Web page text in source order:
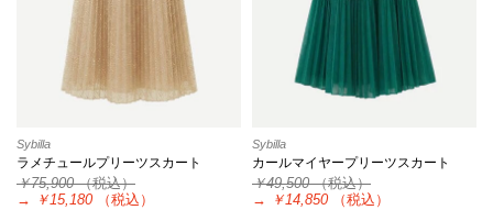
Sybilla
ラメチュールプリーツスカート
￥75,900（税込）
→
￥15,180 （税込）
Sybilla
カールマイヤープリーツスカート
￥49,500（税込）
→
￥14,850 （税込）